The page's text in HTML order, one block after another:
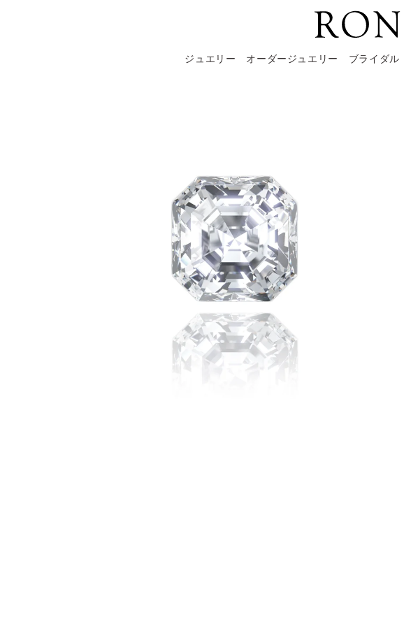
ジュエリー オーダージュエリー ブライダル